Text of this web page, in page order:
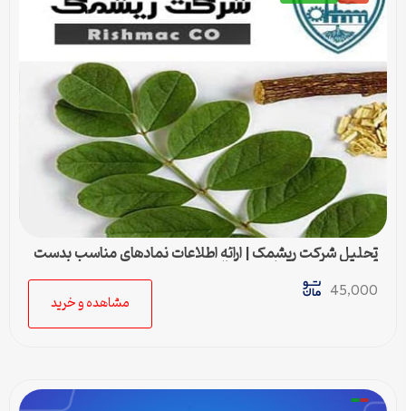
تحلیل شرکت ریشمک | ارائه اطلاعات نمادهای مناسب بدست
آمده با رویکرد تحیلی تکنیکال
45,000
مشاهده و خرید